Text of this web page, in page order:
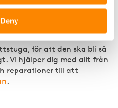
Deny
för att den ska bli så
Vi hjälper dig med allt från
reparationer till att
.